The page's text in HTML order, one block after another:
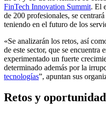
FinTech Innovation Summit. El
de 200 profesionales, se
teniendo en el futuro de los
«Se analizarán los retos, así
de este sector, que se encuentra
experimentado un fuerte
determinado además por la
tecnologías”, apuntan sus
Retos y